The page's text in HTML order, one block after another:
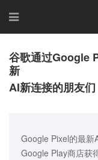
谷歌通过Google
新
AI新连接的朋友们
Google Pixel的最新
Google Play商店获